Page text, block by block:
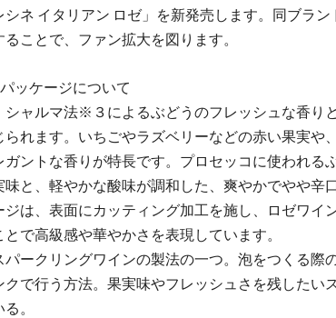
シネ イタリアン ロゼ」を新発売します。同ブラ
ることで、ファン拡大を図ります。
ッケージについて
シャルマ法※３によるぶどうのフレッシュな香り
られます。いちごやラズベリーなどの赤い果実や
ガントな香りが特長です。プロセッコに使われる
味と、軽やかな酸味が調和した、爽やかでやや辛
ジは、表面にカッティング加工を施し、ロゼワイ
とで高級感や華やかさを表現しています。
ークリングワインの製法の一つ。泡をつくる際
クで行う方法。果実味やフレッシュさを残したい
。